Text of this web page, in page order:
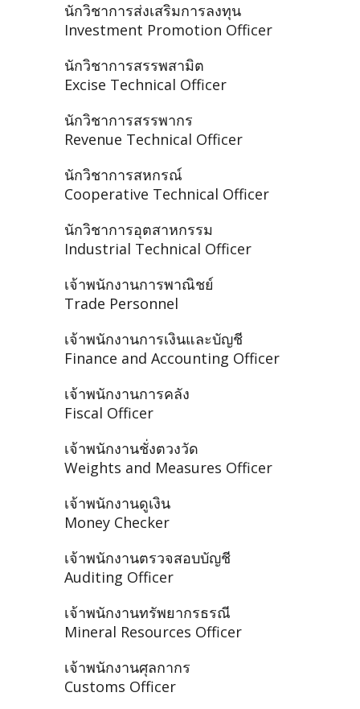
นักวิชาการส่งเสริมการลงทุน
Investment Promotion Officer
นักวิชาการสรรพสามิต
Excise Technical Officer
นักวิชาการสรรพากร
Revenue Technical Officer
นักวิชาการสหกรณ์
Cooperative Technical Officer
นักวิชาการอุตสาหกรรม
Industrial Technical Officer
เจ้าพนักงานการพาณิชย์
Trade Personnel
เจ้าพนักงานการเงินและบัญชี
Finance and Accounting Officer
เจ้าพนักงานการคลัง
Fiscal Officer
เจ้าพนักงานชั่งตวงวัด
Weights and Measures Officer
เจ้าพนักงานดูเงิน
Money Checker
เจ้าพนักงานตรวจสอบบัญชี
Auditing Officer
เจ้าพนักงานทรัพยากรธรณี
Mineral Resources Officer
เจ้าพนักงานศุลกากร
Customs Officer